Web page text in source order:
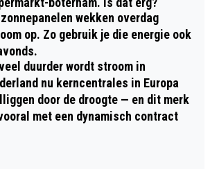
wekken overdag
op. Zo gebruik je die energie ook
duurder wordt stroom in
nu kerncentrales in Europa
door de droogte — en dit merk
met een dynamisch contract